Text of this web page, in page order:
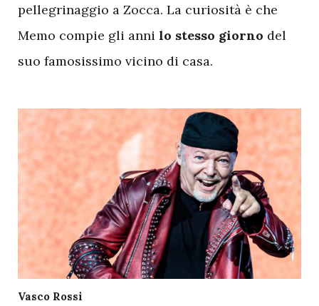
pellegrinaggio a Zocca. La curiosità è che
Memo compie gli anni lo stesso giorno del
suo famosissimo vicino di casa.
Vasco Rossi